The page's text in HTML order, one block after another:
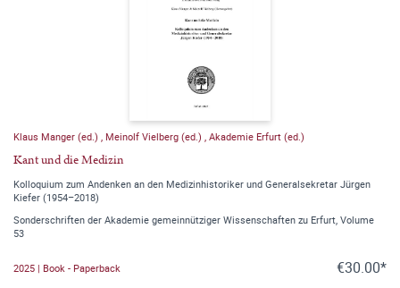
Klaus Manger (ed.) , Meinolf Vielberg (ed.) , Akademie Erfurt (ed.)
Kant und die Medizin
Kolloquium zum Andenken an den Medizinhistoriker und Generalsekretar Jürgen
Kiefer (1954–2018)
Sonderschriften der Akademie gemeinnütziger Wissenschaften zu Erfurt, Volume
53
2025 | Book - Paperback €30.00*